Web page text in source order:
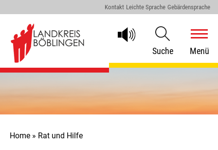
Kontakt Leichte Sprache Gebärdensprache
Suche Menü
Home » Rat und Hilfe